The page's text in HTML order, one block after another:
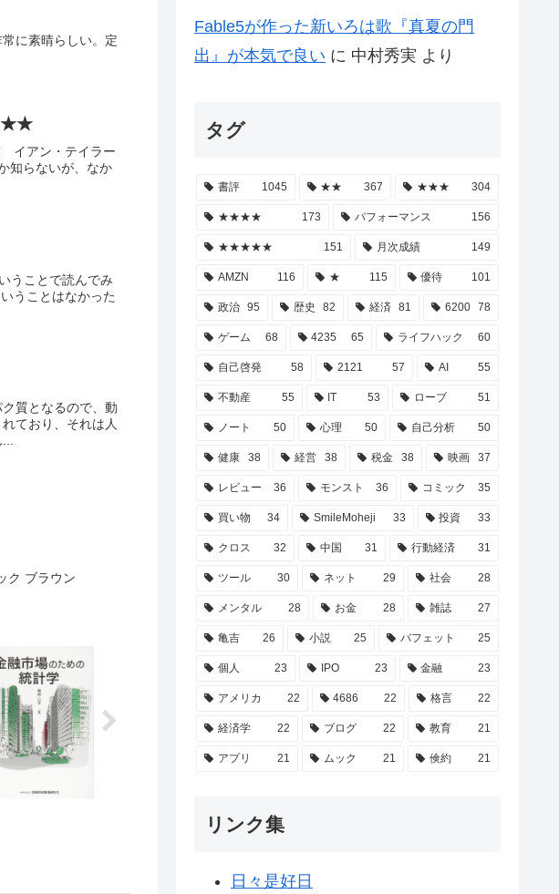
に素晴らしい。定
★★★
イアン・テイラー
知らないが、なか
うことで読んでみ
うことはなかった
質となるので、動
ており、それは人
ク ブラウン
Fable5が作った新いろは歌『真夏の門
出』が本気で良い に 中村秀実 より
タグ
書評 1045 ★★ 367 ★★★ 304
★★★★ 173 パフォーマンス 156
★★★★★ 151 月次成績 149
AMZN 116 ★ 115 優待 101
政治 95 歴史 82 経済 81 6200 78
ゲーム 68 4235 65 ライフハック 60
自己啓発 58 2121 57 AI 55
不動産 55 IT 53 ローブ 51
ノート 50 心理 50 自己分析 50
健康 38 経営 38 税金 38 映画 37
レビュー 36 モンスト 36 コミック 35
買い物 34 SmileMoheji 33 投資 33
クロス 32 中国 31 行動経済 31
ツール 30 ネット 29 社会 28
メンタル 28 お金 28 雑誌 27
亀吉 26 小説 25 バフェット 25
個人 23 IPO 23 金融 23
アメリカ 22 4686 22 格言 22
経済学 22 ブログ 22 教育 21
アプリ 21 ムック 21 倹約 21
リンク集
日々是好日